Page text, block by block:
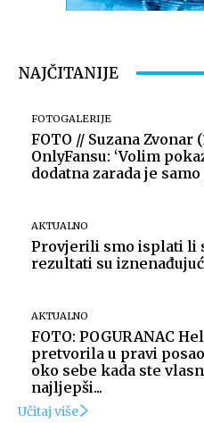
NAJČITANIJE
FOTOGALERIJE
FOTO // Suzana Zvonar
OnlyFansu: ‘Volim
dodatna zarada je samo
AKTUALNO
Provjerili smo isplati li
rezultati su
AKTUALNO
FOTO: POGURANAC
pretvorila u pravi
oko sebe kada ste
najljepši...
Učitaj više